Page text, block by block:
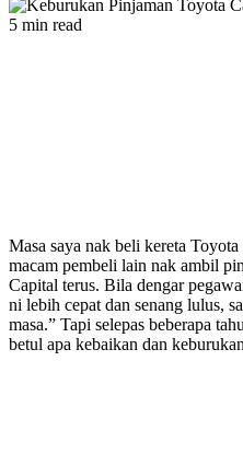
5 min read
Masa saya nak beli kereta
macam pembeli lain nak ambil
Capital terus. Bila dengar
ni lebih cepat dan senang lulus,
masa.” Tapi selepas beberapa
betul apa kebaikan dan